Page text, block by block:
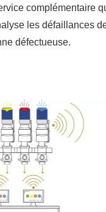
complémentaire
les défaillances
défectueuse.